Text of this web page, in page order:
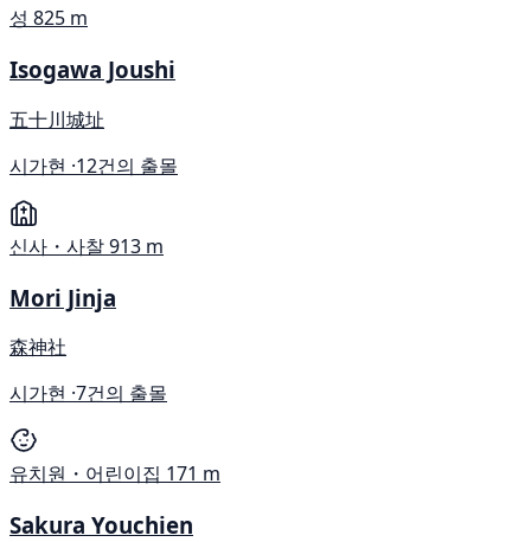
성 825 m
Isogawa Joushi
五十川城址
시가현 ·12건의 출몰
신사・사찰913 m
Mori Jinja
森神社
시가현 ·7건의 출몰
유치원・어린이집 171 m
Sakura Youchien